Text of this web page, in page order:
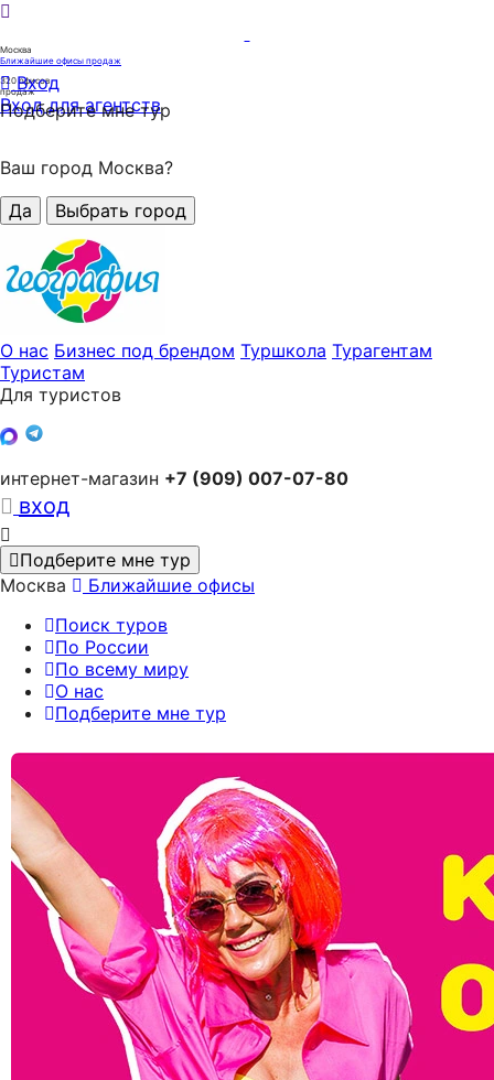
Москва
Ближайшие офисы продаж
320офисов
продаж
Вход
Вход для агентств
Подберите мне тур
Ваш город Москва?
Да
Выбрать город
О нас Бизнес под брендом Туршкола Турагентам
Туристам
Для туристов
интернет-магазин +7 (909) 007-07-80
вход
Подберите мне тур
Москва
Ближайшие офисы
Поиск туров
По России
По всему миру
О нас
Подберите мне тур